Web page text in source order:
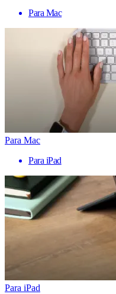
Para Mac
Para Mac
Para iPad
Para iPad